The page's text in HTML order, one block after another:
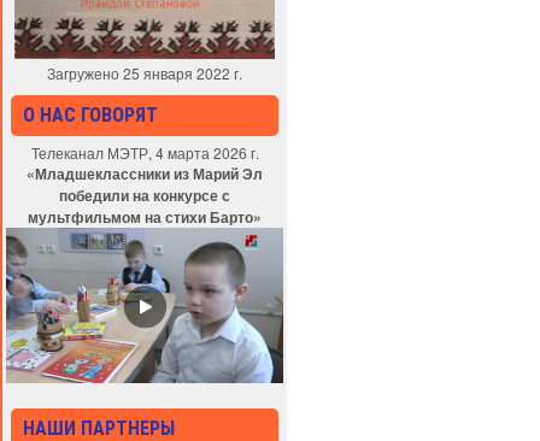
Загружено 25 января 2022 г.
О НАС ГОВОРЯТ
Телеканал МЭТР, 4 марта 2026 г.
«Младшеклассники из Марий Эл
победили на конкурсе с
мультфильмом на стихи Барто»
НАШИ ПАРТНЕРЫ